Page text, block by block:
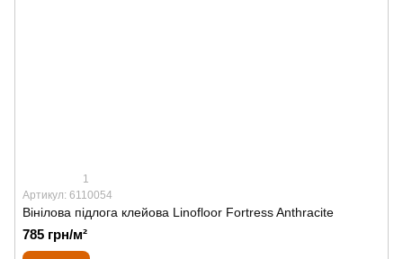
1
Артикул: 6110054
Вінілова підлога клейова Linofloor Fortress Anthracite
785 грн/м²